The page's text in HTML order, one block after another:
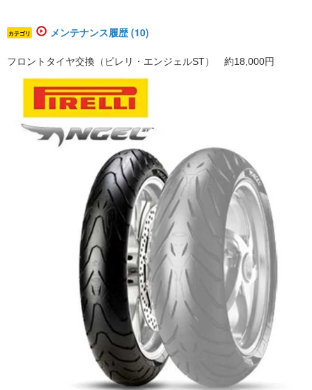
カテゴリ メンテナンス履歴 (10)
フロントタイヤ交換（ピレリ・エンジェルST） 約18,000円